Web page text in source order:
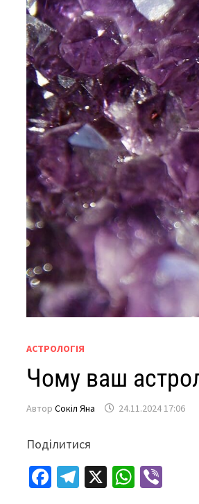
АСТРОЛОГІЯ
Чому ваш
АвторСокіл Яна 24.11.2024 17:06
Поділитися
Fa Te X
W